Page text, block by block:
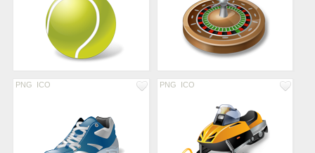
PNG ICO PNG ICO